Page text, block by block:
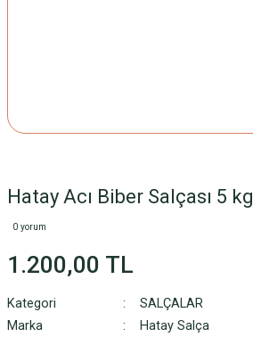
Hatay Acı Biber Salçası 5 kg
0 yorum
1.200,00 TL
Kategori
SALÇALAR
Marka
Hatay Salça